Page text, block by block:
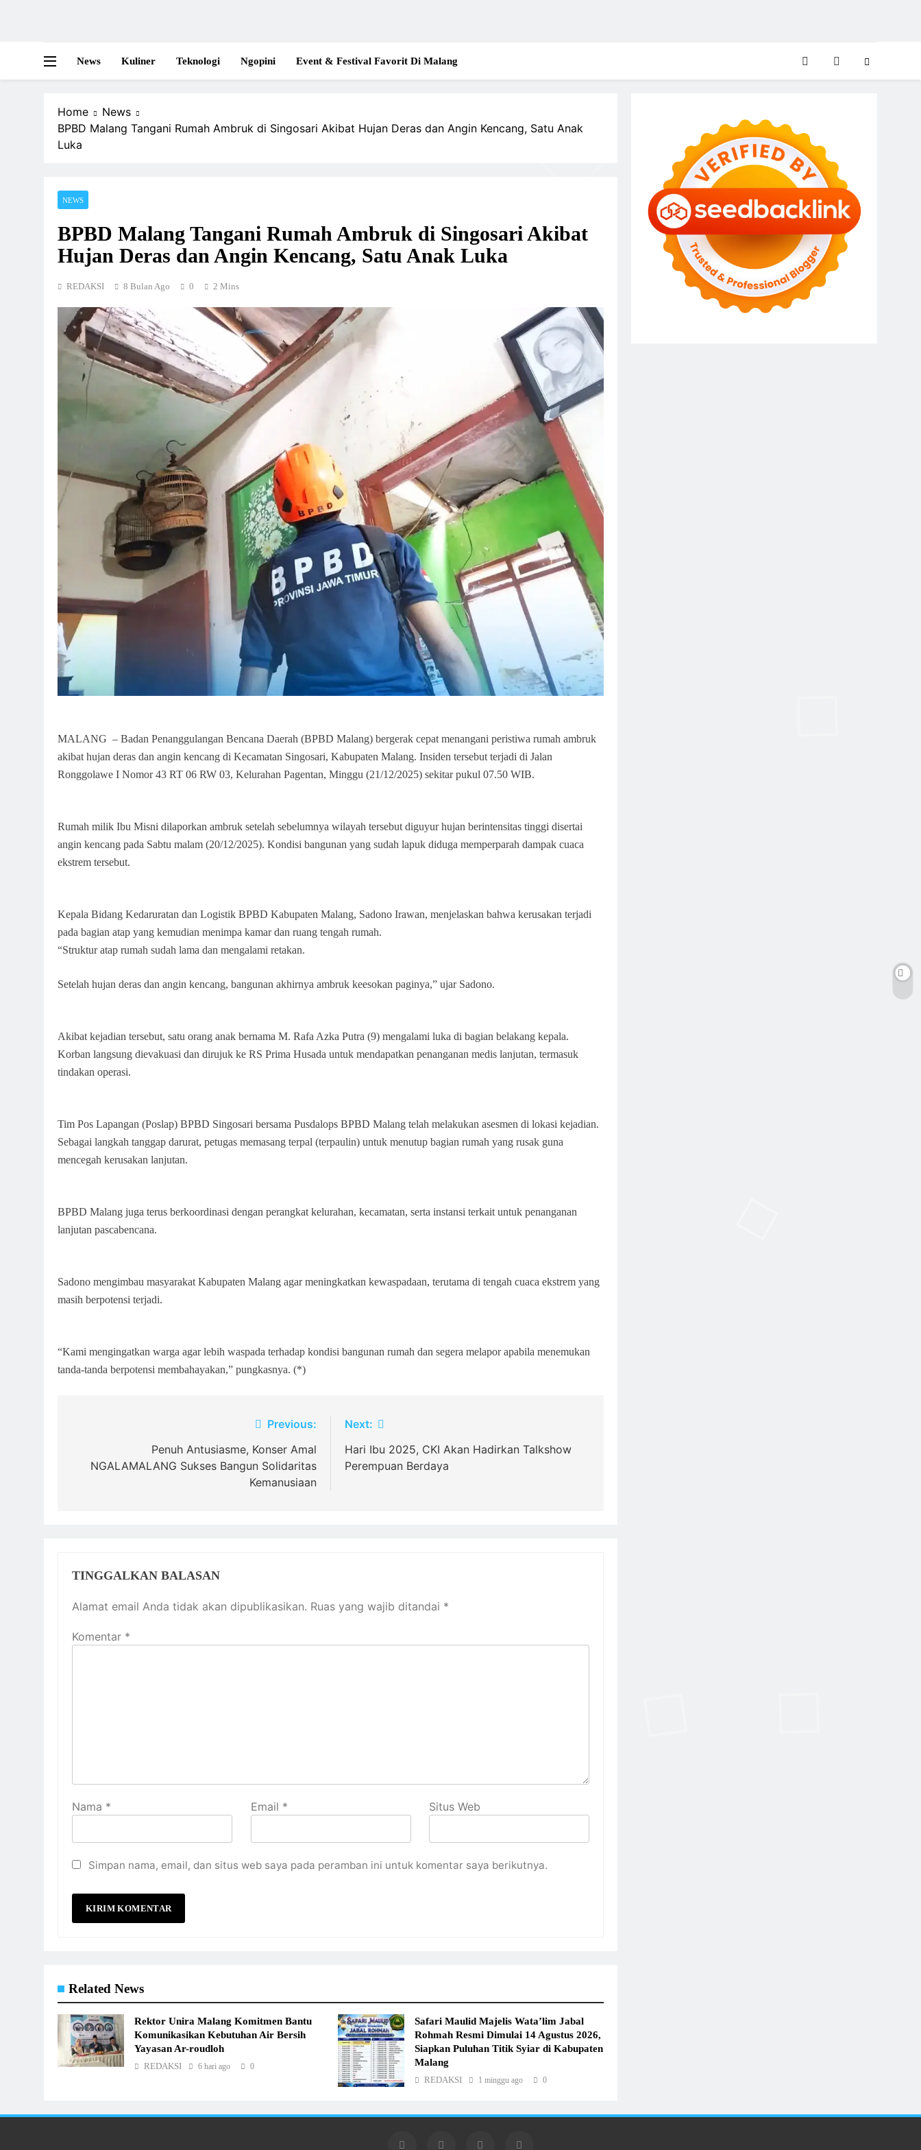
News Kuliner Teknologi Ngopini Event & Festival Favorit Di Malang
Home
News
BPBD Malang Tangani Rumah Ambruk di Singosari Akibat Hujan Deras dan Angin Kencang, Satu Anak
Luka
NEWS
BPBD Malang Tangani Rumah Ambruk di Singosari Akibat
Hujan Deras dan Angin Kencang, Satu Anak Luka
REDAKSI 8 Bulan Ago 0 2 Mins
MALANG – Badan Penanggulangan Bencana Daerah (BPBD Malang) bergerak cepat menangani peristiwa rumah ambruk
akibat hujan deras dan angin kencang di Kecamatan Singosari, Kabupaten Malang. Insiden tersebut terjadi di Jalan
Ronggolawe I Nomor 43 RT 06 RW 03, Kelurahan Pagentan, Minggu (21/12/2025) sekitar pukul 07.50 WIB.
Rumah milik Ibu Misni dilaporkan ambruk setelah sebelumnya wilayah tersebut diguyur hujan berintensitas tinggi disertai
angin kencang pada Sabtu malam (20/12/2025). Kondisi bangunan yang sudah lapuk diduga memperparah dampak cuaca
ekstrem tersebut.
Kepala Bidang Kedaruratan dan Logistik BPBD Kabupaten Malang, Sadono Irawan, menjelaskan bahwa kerusakan terjadi
pada bagian atap yang kemudian menimpa kamar dan ruang tengah rumah.
“Struktur atap rumah sudah lama dan mengalami retakan.
Setelah hujan deras dan angin kencang, bangunan akhirnya ambruk keesokan paginya,” ujar Sadono.
Akibat kejadian tersebut, satu orang anak bernama M. Rafa Azka Putra (9) mengalami luka di bagian belakang kepala.
Korban langsung dievakuasi dan dirujuk ke RS Prima Husada untuk mendapatkan penanganan medis lanjutan, termasuk
tindakan operasi.
Tim Pos Lapangan (Poslap) BPBD Singosari bersama Pusdalops BPBD Malang telah melakukan asesmen di lokasi kejadian.
Sebagai langkah tanggap darurat, petugas memasang terpal (terpaulin) untuk menutup bagian rumah yang rusak guna
mencegah kerusakan lanjutan.
BPBD Malang juga terus berkoordinasi dengan perangkat kelurahan, kecamatan, serta instansi terkait untuk penanganan
lanjutan pascabencana.
Sadono mengimbau masyarakat Kabupaten Malang agar meningkatkan kewaspadaan, terutama di tengah cuaca ekstrem yang
masih berpotensi terjadi.
“Kami mengingatkan warga agar lebih waspada terhadap kondisi bangunan rumah dan segera melapor apabila menemukan
tanda-tanda berpotensi membahayakan,” pungkasnya. (*)
Previous:
Penuh Antusiasme, Konser Amal
NGALAMALANG Sukses Bangun Solidaritas
Kemanusiaan
Next:
Hari Ibu 2025, CKI Akan Hadirkan Talkshow
Perempuan Berdaya
TINGGALKAN BALASAN
Alamat email Anda tidak akan dipublikasikan. Ruas yang wajib ditandai *
Komentar *
Nama * Email * Situs Web
Simpan nama, email, dan situs web saya pada peramban ini untuk komentar saya berikutnya.
Related News
Rektor Unira Malang Komitmen Bantu
Komunikasikan Kebutuhan Air Bersih
Yayasan Ar-roudloh
REDAKSI 6 hari ago 0
Safari Maulid Majelis Wata’lim Jabal
Rohmah Resmi Dimulai 14 Agustus 2026,
Siapkan Puluhan Titik Syiar di Kabupaten
Malang
REDAKSI 1 minggu ago 0